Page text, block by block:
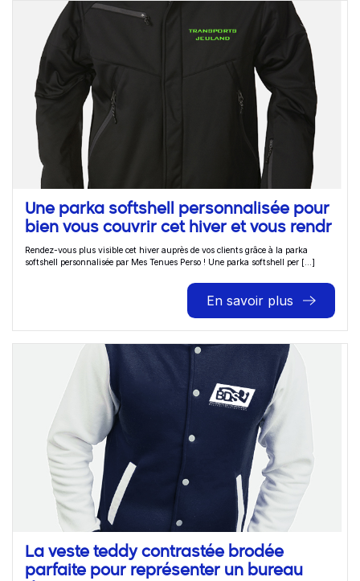
Une parka softshell personnalisée pour
bien vous couvrir cet hiver et vous rendr
Rendez-vous plus visible cet hiver auprès de vos clients grâce à la parka
softshell personnalisée par Mes Tenues Perso ! Une parka softshell per [...]
En savoir plus
La veste teddy contrastée brodée
parfaite pour représenter un bureau